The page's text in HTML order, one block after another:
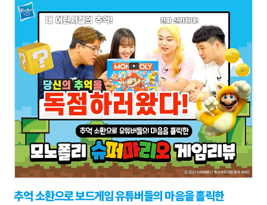
추억 소환으로 보드게임 유튜버들의 마음을 홀릭한